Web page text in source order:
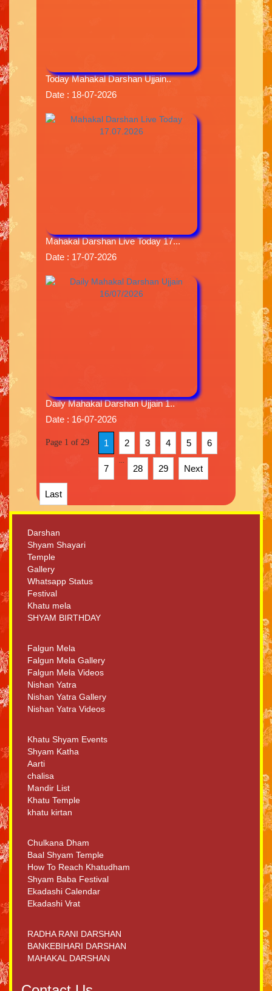
Today Mahakal Darshan Ujjain..
Date : 18-07-2026
Mahakal Darshan Live Today 17...
Date : 17-07-2026
Daily Mahakal Darshan Ujjain 1..
Date : 16-07-2026
Page 1 of 29 1 2 3 4 5 6
7 28 29 Next
Last
Darshan
Shyam Shayari
Temple
Gallery
Whatsapp Status
Festival
Khatu mela
SHYAM BIRTHDAY
Falgun Mela
Falgun Mela Gallery
Falgun Mela Videos
Nishan Yatra
Nishan Yatra Gallery
Nishan Yatra Videos
Khatu Shyam Events
Shyam Katha
Aarti
chalisa
Mandir List
Khatu Temple
khatu kirtan
Chulkana Dham
Baal Shyam Temple
How To Reach Khatudham
Shyam Baba Festival
Ekadashi Calendar
Ekadashi Vrat
RADHA RANI DARSHAN
BANKEBIHARI DARSHAN
MAHAKAL DARSHAN